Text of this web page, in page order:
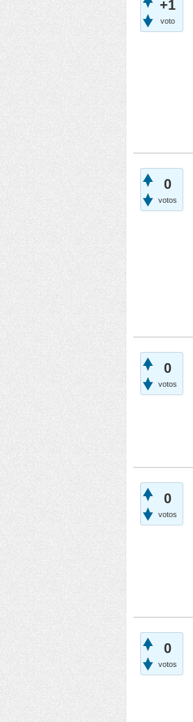
+1
voto
0
votos
0
votos
0
votos
0
votos